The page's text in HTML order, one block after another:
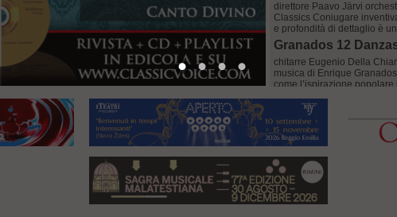
direttore Paavo Järvi
Classics Coniugare
e profondità di dettaglio è
Granados 12
chitarre Eugenio Della
musica di Enrique
come l’ispirazione
Les Divas
soprano Véronique Gens
Pays de la Loire cd Alpha-
debole per questacantante.
TORINO Verdi
interpreti L. Micheletti, L.
Riccardo Muti regia Chiara
2021,Don Giovanni nel
[...]